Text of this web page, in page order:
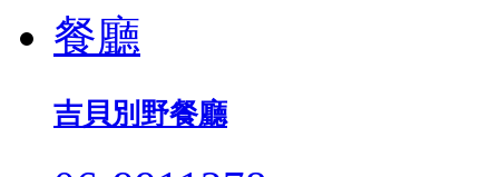
吉貝別野餐廳